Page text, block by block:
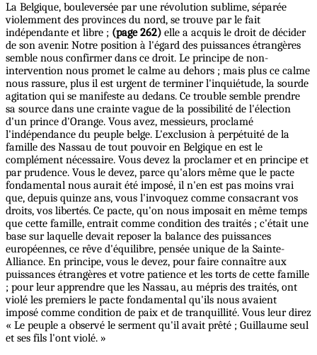
La Belgique, bouleversée par une révolution sublime, séparée
violemment des provinces du nord, se trouve par le fait
indépendante et libre ; (page 262) elle a acquis le droit de décider
de son avenir. Notre position à l'égard des puissances étrangères
semble nous confirmer dans ce droit. Le principe de non-
intervention nous promet le calme au dehors ; mais plus ce calme
nous rassure, plus il est urgent de terminer l'inquiétude, la sourde
agitation qui se manifeste au dedans. Ce trouble semble prendre
sa source dans une crainte vague de la possibilité de l'élection
d'un prince d'Orange. Vous avez, messieurs, proclamé
l'indépendance du peuple belge. L'exclusion à perpétuité de la
famille des Nassau de tout pouvoir en Belgique en est le
complément nécessaire. Vous devez la proclamer et en principe et
par prudence. Vous le devez, parce qu'alors même que le pacte
fondamental nous aurait été imposé, il n'en est pas moins vrai
que, depuis quinze ans, vous l'invoquez comme consacrant vos
droits, vos libertés. Ce pacte, qu'on nous imposait en même temps
que cette famille, entrait comme condition des traités ; c'était une
base sur laquelle devait reposer la balance des puissances
européennes, ce rêve d'équilibre, pensée unique de la Sainte-
Alliance. En principe, vous le devez, pour faire connaître aux
puissances étrangères et votre patience et les torts de cette famille
; pour leur apprendre que les Nassau, au mépris des traités, ont
violé les premiers le pacte fondamental qu'ils nous avaient
imposé comme condition de paix et de tranquillité. Vous leur direz
« Le peuple a observé le serment qu'il avait prêté ; Guillaume seul
et ses fils l'ont violé. »